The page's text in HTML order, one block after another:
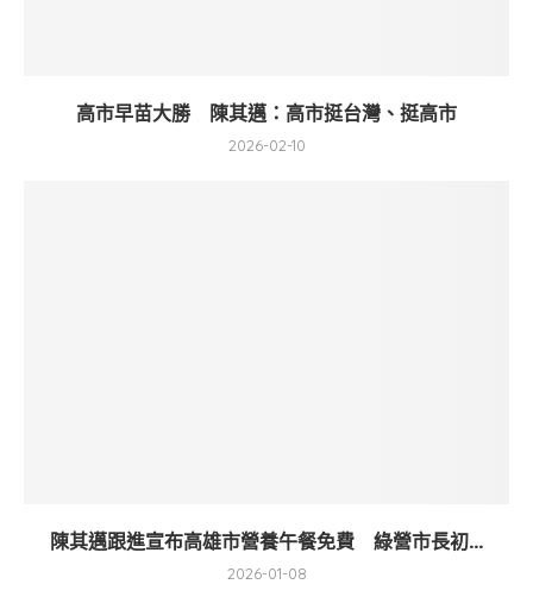
高市早苗大勝 陳其邁：高市挺台灣、挺高市
2026-02-10
陳其邁跟進宣布高雄市營養午餐免費 綠營市長初...
2026-01-08